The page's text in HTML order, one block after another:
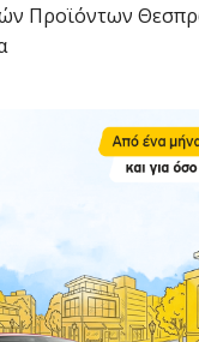
Προϊόντων